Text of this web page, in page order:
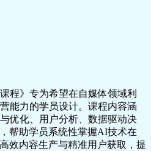
程》专为希望在自媒体领域利
能力的学员设计。课程内容涵
优化、用户分析、数据驱动决
帮助学员系统性掌握AI技术在
效内容生产与精准用户获取，提